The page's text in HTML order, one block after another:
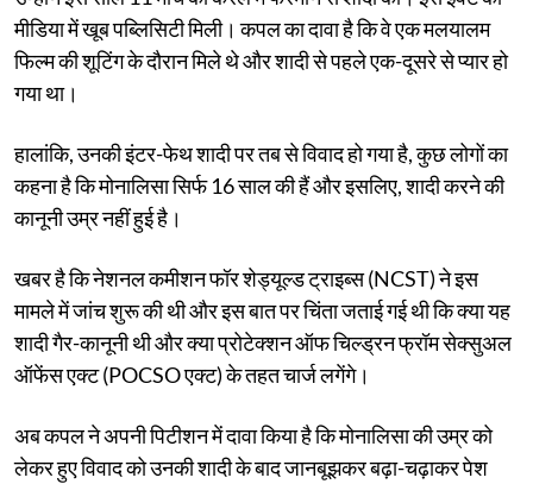
मीडिया में खूब पब्लिसिटी मिली। कपल का दावा है कि वे एक मलयालम
फिल्म की शूटिंग के दौरान मिले थे और शादी से पहले एक-दूसरे से प्यार हो
गया था।
हालांकि, उनकी इंटर-फेथ शादी पर तब से विवाद हो गया है, कुछ लोगों का
कहना है कि मोनालिसा सिर्फ 16 साल की हैं और इसलिए, शादी करने की
कानूनी उम्र नहीं हुई है।
खबर है कि नेशनल कमीशन फॉर शेड्यूल्ड ट्राइब्स (NCST) ने इस
मामले में जांच शुरू की थी और इस बात पर चिंता जताई गई थी कि क्या यह
शादी गैर-कानूनी थी और क्या प्रोटेक्शन ऑफ चिल्ड्रन फ्रॉम सेक्सुअल
ऑफेंस एक्ट (POCSO एक्ट) के तहत चार्ज लगेंगे।
अब कपल ने अपनी पिटीशन में दावा किया है कि मोनालिसा की उम्र को
लेकर हुए विवाद को उनकी शादी के बाद जानबूझकर बढ़ा-चढ़ाकर पेश